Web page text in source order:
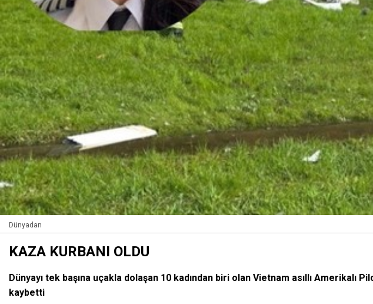
Dünyadan
KAZA KURBANI OLDU
Dünyayı tek başına uçakla dolaşan 10 kadından biri olan Vietnam asıllı Amerikalı
kaybetti